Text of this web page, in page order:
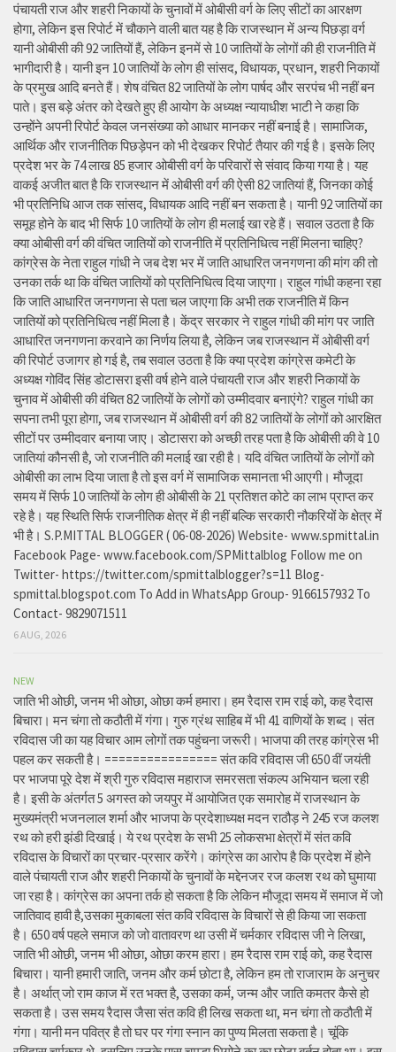
पंचायती राज और शहरी निकायों के चुनावों में ओबीसी वर्ग के लिए सीटों का आरक्षण
होगा, लेकिन इस रिपोर्ट में चौकाने वाली बात यह है कि राजस्थान में अन्य पिछड़ा वर्ग
यानी ओबीसी की 92 जातियों हैं, लेकिन इनमें से 10 जातियों के लोगों की ही राजनीति में
भागीदारी है। यानी इन 10 जातियों के लोग ही सांसद, विधायक, प्रधान, शहरी निकायों
के प्रमुख आदि बनते हैं। शेष वंचित 82 जातियों के लोग पार्षद और सरपंच भी नहीं बन
पाते। इस बड़े अंतर को देखते हुए ही आयोग के अध्यक्ष न्यायाधीश भाटी ने कहा कि
उन्होंने अपनी रिपोर्ट केवल जनसंख्या को आधार मानकर नहीं बनाई है। सामाजिक,
आर्थिक और राजनीतिक पिछड़ेपन को भी देखकर रिपोर्ट तैयार की गई है। इसके लिए
प्रदेश भर के 74 लाख 85 हजार ओबीसी वर्ग के परिवारों से संवाद किया गया है। यह
वाकई अजीत बात है कि राजस्थान में ओबीसी वर्ग की ऐसी 82 जातियां हैं, जिनका कोई
भी प्रतिनिधि आज तक सांसद, विधायक आदि नहीं बन सकता है। यानी 92 जातियों का
समूह होने के बाद भी सिर्फ 10 जातियों के लोग ही मलाई खा रहे हैं। सवाल उठता है कि
क्या ओबीसी वर्ग की वंचित जातियों को राजनीति में प्रतिनिधित्व नहीं मिलना चाहिए?
कांग्रेस के नेता राहुल गांधी ने जब देश भर में जाति आधारित जनगणना की मांग की तो
उनका तर्क था कि वंचित जातियों को प्रतिनिधित्व दिया जाएगा। राहुल गांधी कहना रहा
कि जाति आधारित जनगणना से पता चल जाएगा कि अभी तक राजनीति में किन
जातियों को प्रतिनिधित्व नहीं मिला है। केंद्र सरकार ने राहुल गांधी की मांग पर जाति
आधारित जनगणना करवाने का निर्णय लिया है, लेकिन जब राजस्थान में ओबीसी वर्ग
की रिपोर्ट उजागर हो गई है, तब सवाल उठता है कि क्या प्रदेश कांग्रेस कमेटी के
अध्यक्ष गोविंद सिंह डोटासरा इसी वर्ष होने वाले पंचायती राज और शहरी निकायों के
चुनाव में ओबीसी की वंचित 82 जातियों के लोगों को उम्मीदवार बनाएंगे? राहुल गांधी का
सपना तभी पूरा होगा, जब राजस्थान में ओबीसी वर्ग की 82 जातियों के लोगों को आरक्षित
सीटों पर उम्मीदवार बनाया जाए। डोटासरा को अच्छी तरह पता है कि ओबीसी की वे 10
जातियां कौनसी है, जो राजनीति की मलाई खा रही है। यदि वंचित जातियों के लोगों को
ओबीसी का लाभ दिया जाता है तो इस वर्ग में सामाजिक समानता भी आएगी। मौजूदा
समय में सिर्फ 10 जातियों के लोग ही ओबीसी के 21 प्रतिशत कोटे का लाभ प्राप्त कर
रहे है। यह स्थिति सिर्फ राजनीतिक क्षेत्र में ही नहीं बल्कि सरकारी नौकरियों के क्षेत्र में
भी है। S.P.MITTAL BLOGGER ( 06-08-2026) Website- www.spmittal.in
Facebook Page- www.facebook.com/SPMittalblog Follow me on
Twitter- https://twitter.com/spmittalblogger?s=11 Blog-
spmittal.blogspot.com To Add in WhatsApp Group- 9166157932 To
Contact- 9829071511
6 AUG, 2026
NEW
जाति भी ओछी, जनम भी ओछा, ओछा कर्म हमारा। हम रैदास राम राई को, कह रैदास
बिचारा। मन चंगा तो कठौती में गंगा। गुरु ग्रंथ साहिब में भी 41 वाणियों के शब्द। संत
रविदास जी का यह विचार आम लोगों तक पहुंचना जरूरी। भाजपा की तरह कांग्रेस भी
पहल कर सकती है। ================ संत कवि रविदास जी 650 वीं जयंती
पर भाजपा पूरे देश में श्री गुरु रविदास महाराज समरसता संकल्प अभियान चला रही
है। इसी के अंतर्गत 5 अगस्त को जयपुर में आयोजित एक समारोह में राजस्थान के
मुख्यमंत्री भजनलाल शर्मा और भाजपा के प्रदेशाध्यक्ष मदन राठौड़ ने 245 रज कलश
रथ को हरी झंडी दिखाई। ये रथ प्रदेश के सभी 25 लोकसभा क्षेत्रों में संत कवि
रविदास के विचारों का प्रचार-प्रसार करेंगे। कांग्रेस का आरोप है कि प्रदेश में होने
वाले पंचायती राज और शहरी निकायों के चुनावों के मद्देनजर रज कलश रथ को घुमाया
जा रहा है। कांग्रेस का अपना तर्क हो सकता है कि लेकिन मौजूदा समय में समाज में जो
जातिवाद हावी है,उसका मुकाबला संत कवि रविदास के विचारों से ही किया जा सकता
है। 650 वर्ष पहले समाज को जो वातावरण था उसी में चर्मकार रविदास जी ने लिखा,
जाति भी ओछी, जनम भी ओछा, ओछा करम हारा। हम रैदास राम राई को, कह रैदास
बिचारा। यानी हमारी जाति, जनम और कर्म छोटा है, लेकिन हम तो राजाराम के अनुचर
है। अर्थात् जो राम काज में रत भक्त है, उसका कर्म, जन्म और जाति कमतर कैसे हो
सकता है। उस समय रैदास जैसा संत कवि ही लिख सकता था, मन चंगा तो कठौती में
गंगा। यानी मन पवित्र है तो घर पर गंगा स्नान का पुण्य मिलता सकता है। चूंकि